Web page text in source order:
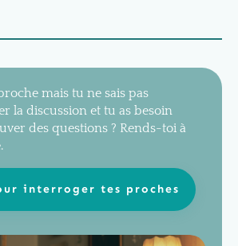
mais tu ne sais pas
la discussion et tu as besoin
des questions ? Rends-toi à
interroger tes proches